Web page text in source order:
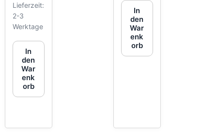
Lieferzeit:
2-3
Werktage
In
den
War
enk
orb
In
den
War
enk
orb